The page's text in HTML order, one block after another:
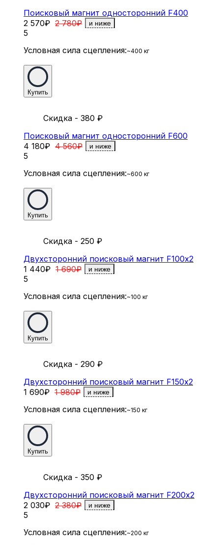
Поисковый магнит односторонний F400
2 570₽ 2 780₽ и ниже
5
Условная сила сцепления:~400 кг
Купить
Скидка - 380 ₽
Поисковый магнит односторонний F600
4 180₽ 4 560₽ и ниже
5
Условная сила сцепления:~600 кг
Купить
Скидка - 250 ₽
Двухсторонний поисковый магнит F100х2
1 440₽ 1 690₽ и ниже
5
Условная сила сцепления:~100 кг
Купить
Скидка - 290 ₽
Двухсторонний поисковый магнит F150х2
1 690₽ 1 980₽ и ниже
Условная сила сцепления:~150 кг
Купить
Скидка - 350 ₽
Двухсторонний поисковый магнит F200х2
2 030₽ 2 380₽ и ниже
5
Условная сила сцепления:~200 кг